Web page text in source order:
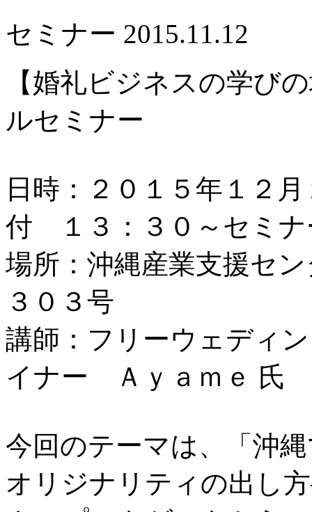
セミナー 2015.11.12
【婚礼ビジネスの学び
ルセミナー
日時：２０１５年１２
付 １３：３０～セミナ
場所：沖縄産業支援セ
３０３号
講師：フリーウェディ
イナー Ａｙａｍｅ 氏
今回のテーマは、「沖
オリジナリティの出し